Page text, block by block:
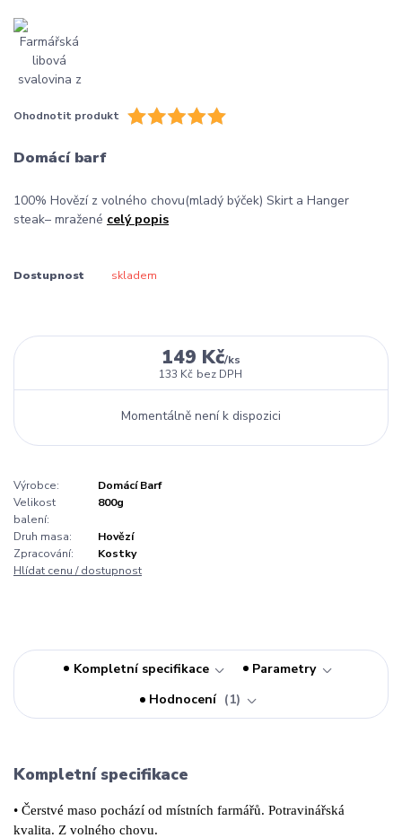
Ohodnotit produkt
Domácí barf
100% Hovězí z volného chovu(mladý býček) Skirt a Hanger
steak– mražené celý popis
Dostupnost skladem
149 Kč/ks
133 Kč bez DPH
Momentálně není k dispozici
Výrobce:
Domácí Barf
Velikost
balení:
800g
Druh masa:
Hovězí
Zpracování:
Kostky
Hlídat cenu / dostupnost
Kompletní specifikace
Parametry
Hodnocení
1
Kompletní specifikace
• Čerstvé maso pochází od místních farmářů. Potravinářská
kvalita. Z volného chovu.